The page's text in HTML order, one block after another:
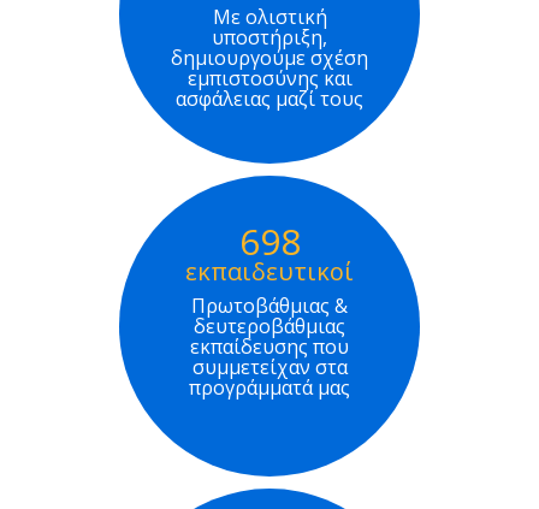
Με ολιστική
υποστήριξη,
δημιουργούμε σχέση
εμπιστοσύνης και
ασφάλειας μαζί τους
698
εκπαιδευτικοί
Πρωτοβάθμιας &
δευτεροβάθμιας
εκπαίδευσης που
συμμετείχαν στα
προγράμματά μας